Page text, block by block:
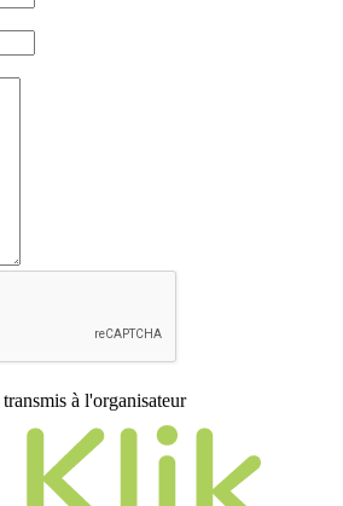
à l'organisateur